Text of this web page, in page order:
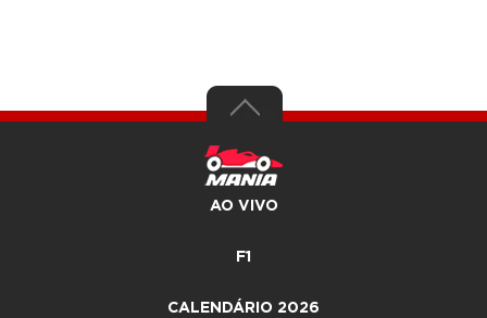
AO VIVO
F1
CALENDÁRIO 2026